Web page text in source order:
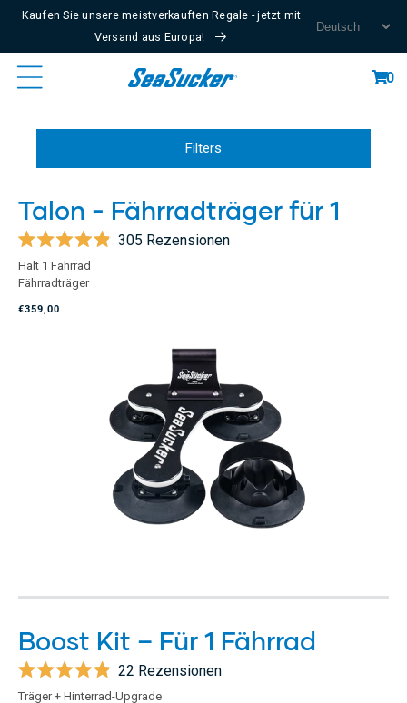
Content
Kaufen Sie unsere meistverkauften Regale - jetzt mit
Versand aus Europa!
Cart0
Filters
Talon - Fährradträger für 1
4.9
von
Sternen
305 Rezensionen
Hält 1 Fahrrad
Fährradträger
€359,00
Boost Kit – Für 1 Fährrad
22 Rezensionen
Träger + Hinterrad-Upgrade